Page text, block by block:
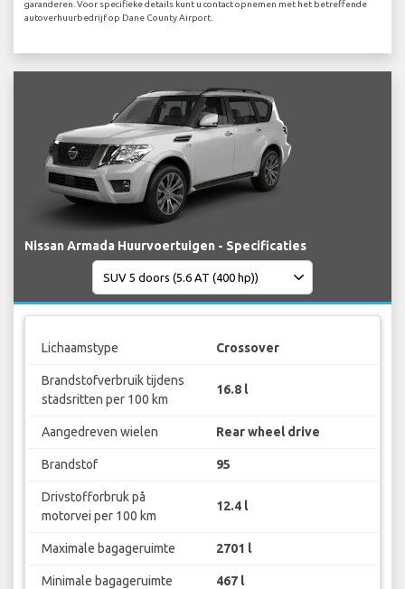
garanderen. Voor specifieke details kunt u contact opnemen met het betreffende
autoverhuurbedrijf op Dane County Airport.
Nissan Armada Huurvoertuigen - Specificaties
Lichaamstype Crossover
Brandstofverbruik tijdens
stadsritten per 100 km
16.8 l
Aangedreven wielen Rear wheel drive
Brandstof 95
Drivstofforbruk på
motorvei per 100 km
12.4 l
Maximale bagageruimte 2701 l
Minimale bagageruimte 467 l